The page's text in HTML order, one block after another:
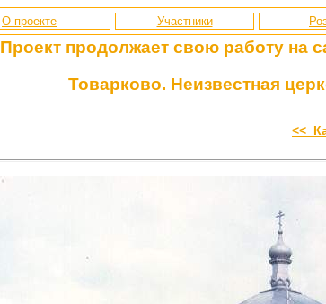
О проекте Участники
Проект продолжает свою работу на
Товарково. Неизвестная
<<